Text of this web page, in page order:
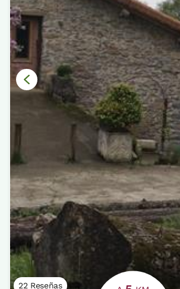
22 Reseñas